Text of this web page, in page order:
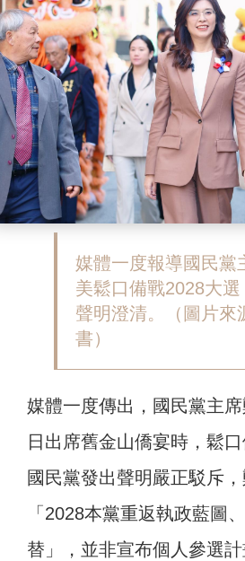
媒體一度報導國民黨
美鬆口備戰2028大
聲明澄清。（圖片來
書）
媒體一度傳出，國民黨主席
日出席舊金山僑宴時，鬆口
國民黨發出聲明嚴正駁斥
「2028本黨重返執政藍圖
替」，並非宣布個人參選計